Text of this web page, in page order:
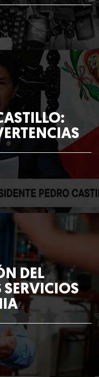
DEL
SERVICIOS